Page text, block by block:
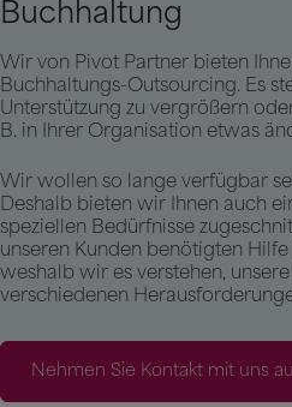
Buchhaltung
Wir von Pivot Partner bieten
Buchhaltungs-Outsourcing. Es
Unterstützung zu vergrößern
B. in Ihrer Organisation etwas
Wir wollen so lange verfügbar
Deshalb bieten wir Ihnen auch
speziellen Bedürfnisse
unseren Kunden benötigten
weshalb wir es verstehen,
verschiedenen
Nehmen Sie Kontakt mit uns